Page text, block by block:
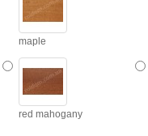
maple
red mahogany